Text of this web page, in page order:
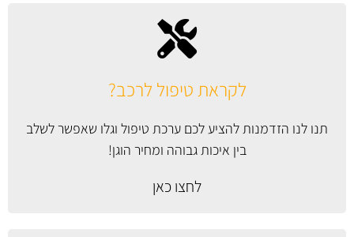
לקראת טיפול לרכב?
תנו לנו הזדמנות להציע לכם ערכת טיפול וגלו שאפשר לשלב
בין איכות גבוהה ומחיר הוגן!
לחצו כאן